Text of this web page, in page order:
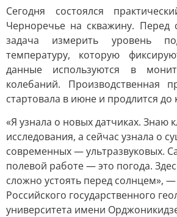
Сегодня состоялся
Черноречье на скважину. Перед
задача измерить уровень
температуру, которую
данные используются в
колебаний. Производственная
стартовала в июне и продлится до
«Я узнала о новых датчиках. Знаю
исследования, а сейчас узнала о
современных — ультразвуковых.
полевой работе — это погода.
сложно устоять перед солнцем», —
Российского государственного
университета имени